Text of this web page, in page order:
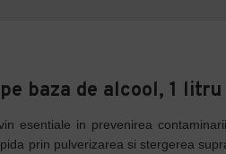
baza de alcool, 1 litru
esentiale in prevenirea
prin pulverizarea si stergerea